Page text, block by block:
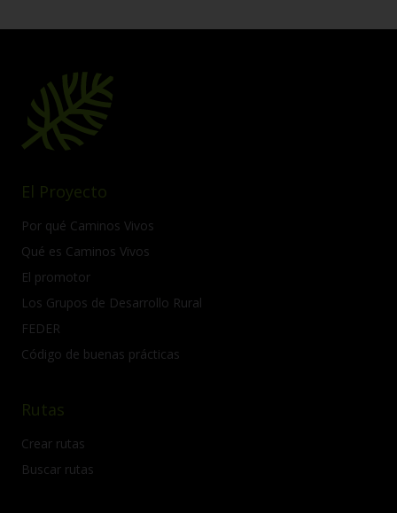
El Proyecto
Por qué Caminos Vivos
Qué es Caminos Vivos
El promotor
Los Grupos de Desarrollo Rural
FEDER
Código de buenas prácticas
Rutas
Crear rutas
Buscar rutas